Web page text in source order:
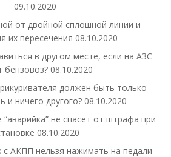
09.10.2020
от двойной сплошной линии и
их пересечения 08.10.2020
в другом месте, если на АЗС
бензовоз? 08.10.2020
должен быть только
и ничего другого? 08.10.2020
не спасет от штрафа при
08.10.2020
АКПП нельзя нажимать на педали